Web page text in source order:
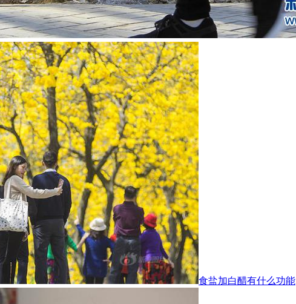
食盐加白醋有什么功能